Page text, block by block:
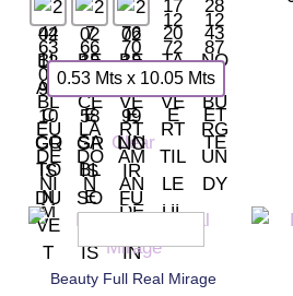
0.53 Mts x 10.05 Mts
Clear
Beauty Full Real Mirage